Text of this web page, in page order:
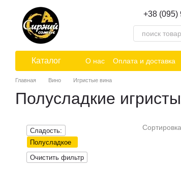
Перейти к основному контенту
+38 (095)
Каталог О нас Оплата и доставка
Главная Вино Игристые вина
Полусладкие
Сладость:
Полусладкое
Очистить фильтр